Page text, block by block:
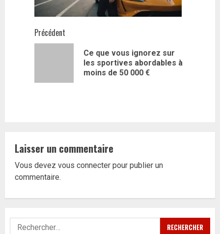
Navigation
Précédent
Ce que vous ignorez sur
les sportives abordables à
moins de 50 000 €
Laisser un commentaire
Vous devez vous connecter pour publier un
commentaire.
Rechercher :